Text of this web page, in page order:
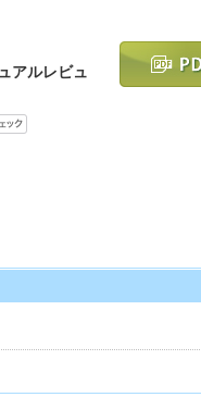
アルレビュ